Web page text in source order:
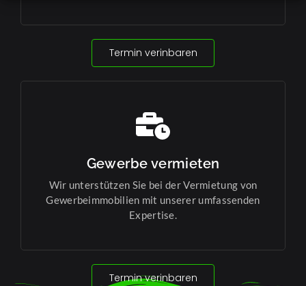
Termin verinbaren
Gewerbe vermieten
Wir unterstützen Sie bei der Vermietung von
Gewerbeimmobilien mit unserer umfassenden
Expertise.
Termin verinbaren